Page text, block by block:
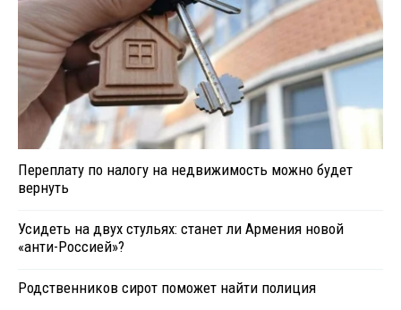
Переплату по налогу на недвижимость можно будет
вернуть
Усидеть на двух стульях: станет ли Армения новой
«анти-Россией»?
Родственников сирот поможет найти полиция